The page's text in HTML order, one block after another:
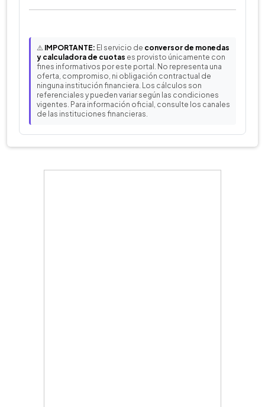
⚠️ IMPORTANTE: El servicio de conversor de monedas
y calculadora de cuotas es provisto únicamente con
fines informativos por este portal. No representa una
oferta, compromiso, ni obligación contractual de
ninguna institución financiera. Los cálculos son
referenciales y pueden variar según las condiciones
vigentes. Para información oficial, consulte los canales
de las instituciones financieras.